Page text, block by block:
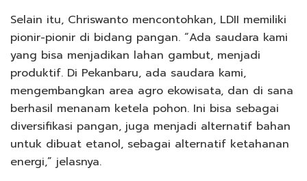
Selain itu, Chriswanto mencontohkan, LDII memiliki
pionir-pionir di bidang pangan. “Ada saudara kami
yang bisa menjadikan lahan gambut, menjadi
produktif. Di Pekanbaru, ada saudara kami,
mengembangkan area agro ekowisata, dan di sana
berhasil menanam ketela pohon. Ini bisa sebagai
diversifikasi pangan, juga menjadi alternatif bahan
untuk dibuat etanol, sebagai alternatif ketahanan
energi,” jelasnya.